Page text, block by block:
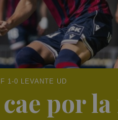
1-0 LEVANTE UD
por